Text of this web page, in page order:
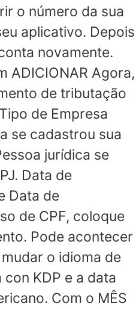
o número da sua
aplicativo. Depois
novamente.
ADICIONAR Agora,
de tributação
de Empresa
se cadastrou sua
jurídica se
Data de
Data de
de CPF, coloque
Pode acontecer
o idioma de
KDP e a data
Com o MÊS